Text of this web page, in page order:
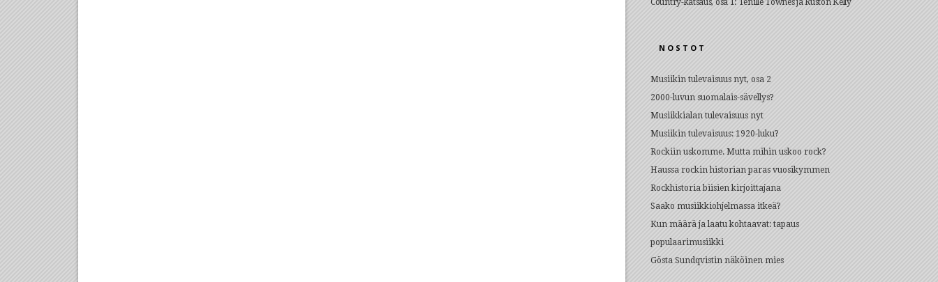
Country-katsaus, osa 1: Tenille Townes ja Ruston Kelly
NOSTOT
Musiikin tulevaisuus nyt, osa 2
2000-luvun suomalais-sävellys?
Musiikkialan tulevaisuus nyt
Musiikin tulevaisuus: 1920-luku?
Rockiin uskomme. Mutta mihin uskoo rock?
Haussa rockin historian paras vuosikymmen
Rockhistoria biisien kirjoittajana
Saako musiikkiohjelmassa itkeä?
Kun määrä ja laatu kohtaavat: tapaus
populaarimusiikki
Gösta Sundqvistin näköinen mies